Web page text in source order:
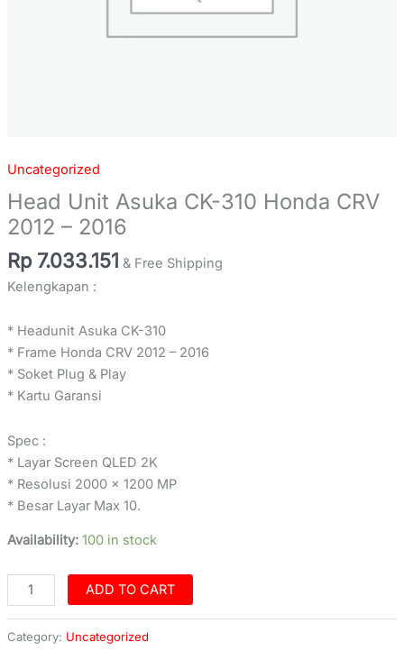
Uncategorized
Head Unit Asuka CK-310 Honda CRV
2012 – 2016
Rp 7.033.151 & Free Shipping
Kelengkapan :
* Headunit Asuka CK-310
* Frame Honda CRV 2012 – 2016
* Soket Plug & Play
* Kartu Garansi
Spec :
* Layar Screen QLED 2K
* Resolusi 2000 x 1200 MP
* Besar Layar Max 10.
Availability: 100 in stock
ADD TO CART
Category: Uncategorized